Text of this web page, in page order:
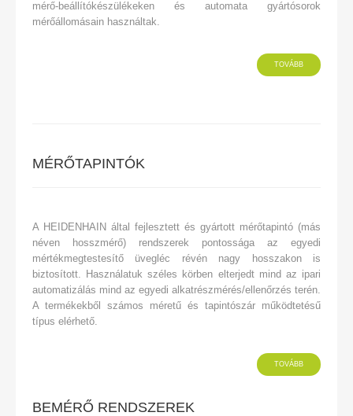
mérő-beállítókészülékeken és automata gyártósorok
mérőállomásain használtak.
TOVÁBB
MÉRŐTAPINTÓK
A HEIDENHAIN által fejlesztett és gyártott mérőtapintó (más
néven hosszmérő) rendszerek pontossága az egyedi
mértékmegtestesítő üvegléc révén nagy hosszakon is
biztosított. Használatuk széles körben elterjedt mind az ipari
automatizálás mind az egyedi alkatrészmérés/ellenőrzés terén.
A termékekből számos méretű és tapintószár működtetésű
típus elérhető.
TOVÁBB
BEMÉRŐ RENDSZEREK